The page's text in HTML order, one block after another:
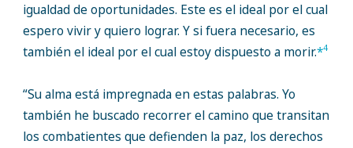
igualdad de oportunidades. Este es el ideal por el cual
espero vivir y quiero lograr. Y si fuera necesario, es
también el ideal por el cual estoy dispuesto a morir.*4
“Su alma está impregnada en estas palabras. Yo
también he buscado recorrer el camino que transitan
los combatientes que defienden la paz, los derechos